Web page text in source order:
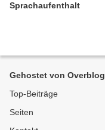
Sprachaufenthalt
Gehostet von Overblog
Top-Beiträge
Seiten